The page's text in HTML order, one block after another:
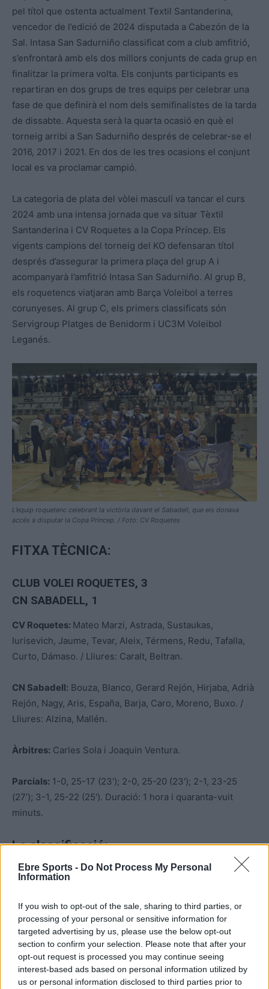
Ebre Sports - Do Not Process My Personal
Information
If you wish to opt-out of the sale, sharing to third parties, or
processing of your personal or sensitive information for
targeted advertising by us, please use the below opt-out
section to confirm your selection. Please note that after your
opt-out request is processed you may continue seeing
interest-based ads based on personal information utilized by
us or personal information disclosed to third parties prior to
pel títol que ostenta actualment Textil Santanderina,
vencedor de l’edició de 2024 disputada a Cabezón de la
Sal. Intasa San Sadurniño classificat com a club amfitrió,
s’enfrontarà amb els dos millors conjunts de cada grup en
finalitzar la primera volta. Els conjunts participants es
repartiran en dos grups de tres equips per celebrar una
fase de que definirà el nom dels semifinalistes de la tarda
de dissabte. Aquesta serà la quarta ocasió en què el
torneig arribi a San Sadurniño després de celebrar-se el
2016, 2017 i 2021. En dos de les tres ocasions el conjunt
local es va proclamar campió.
La categoria de plata del vòlei masculí va tancar el curs
2024 amb una intensa jornada que va situar Tèxtil
Santanderina i CV Roquetes a la Copa Príncep. Els
vigents campions del torneig del KO defensaran títol
després d’assegurar la primera plaça del grup A i
acompanyarà l’amfitrió Intasa San Sadurniño. Al grup B,
els roquetencs viatjaran amb Barça Voleibol a terres
corunyeses. Al grup C, els primers classificats són
Servigroup Platges de Benidorm i UC3M Voleibol
Leganés.
L’equip roquetenc celebrant la victòria davant el Sabadell, que els donava
accés a disputar la Copa Príncep. / Foto: CV Roquetes
FITXA TÈCNICA:
CLUB VOLEI ROQUETES, 3
CN SABADELL, 1
CV Roquetes: Mateo Marzi, Astrada, Sustaukas,
Iurisevich, Jaume, Tevar, Aleix, Térmens, Redu, Tafalla,
Curto, Dámaso. / Lliures: Caralt, Beltran.
CN Sabadell: Bouza, Blanco, Gerard Rejón, Hirjaba, Adrià
Rejón, Nagy, Aris, España, Barja, Caro, Moreno, Buxo. /
Lliures: Alzina, Mallén.
Àrbitres: Carles Sola i Joaquin Ventura.
Parcials: 1-0, 25-17 (23′); 2-0, 25-20 (23′); 2-1, 23-25
(27′); 3-1, 25-22 (25′). Duració: 1 hora i quaranta-vuit
minuts.
La classificació:
Podeu veure la classificació de la Superlliga 2 Masculina
clicant sobre la següent imatge: